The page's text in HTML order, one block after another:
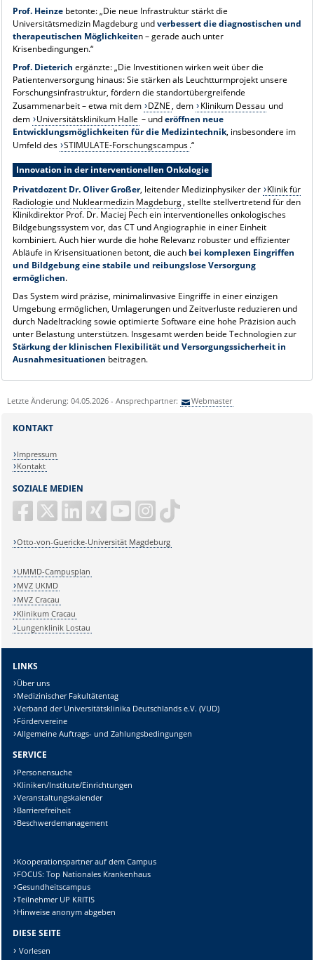
Prof. Heinze betonte: „Die neue Infrastruktur stärkt die
Universitätsmedizin Magdeburg undverbessert die diagnostischen und
therapeutischen Möglichkeiten – gerade auch unter
Krisenbedingungen.“
Prof. Dieterich ergänzte: „Die Investitionen wirken weit über die
Patientenversorgung hinaus: Sie stärken als Leuchtturmprojekt unsere
Forschungsinfrastruktur, fördern die standortübergreifende
Zusammenarbeit – etwa mit dem DZNE, dem Klinikum Dessau und
dem Universitätsklinikum Halle – underöffnen neue
Entwicklungsmöglichkeiten für die Medizintechnik, insbesondere im
Umfeld des STIMULATE-Forschungscampus.“
Innovation in der interventionellen Onkologie
Privatdozent Dr. Oliver Großer, leitender Medizinphysiker der Klinik für
Radiologie und Nuklearmedizin Magdeburg, stellte stellvertretend für den
Klinikdirektor Prof. Dr. Maciej Pech ein interventionelles onkologisches
Bildgebungssystem vor, das CT und Angiographie in einer Einheit
kombiniert. Auch hier wurde die hohe Relevanz robuster und effizienter
Abläufe in Krisensituationen betont, die auch bei komplexen Eingriffen
und Bildgebung eine stabile und reibungslose Versorgung
ermöglichen.
Das System wird präzise, minimalinvasive Eingriffe in einer einzigen
Umgebung ermöglichen, Umlagerungen und Zeitverluste reduzieren und
durch Nadeltracking sowie optimierte Software eine hohe Präzision auch
unter Belastung unterstützen. Insgesamt werden beide Technologien zur
Stärkung der klinischen Flexibilität und Versorgungssicherheit in
Ausnahmesituationen beitragen.
Letzte Änderung: 04.05.2026 - Ansprechpartner: Webmaster
SOZIALE MEDIEN
Otto-von-Guericke-Universität Magdeburg
KONTAKT
Impressum
Kontakt
UMMD-Campusplan
MVZ UKMD
MVZ Cracau
Klinikum Cracau
Lungenklinik Lostau
LINKS
Über uns
Medizinischer Fakultätentag
Verband der Universitätsklinika Deutschlands e.V. (VUD)
Fördervereine
Allgemeine Auftrags- und Zahlungsbedingungen
SERVICE
Personensuche
Kliniken/Institute/Einrichtungen
Veranstaltungskalender
Barrierefreiheit
Beschwerdemanagement
Kooperationspartner auf dem Campus
FOCUS: Top Nationales Krankenhaus
Gesundheitscampus
Teilnehmer UP KRITIS
Hinweise anonym abgeben
DIESE SEITE
Vorlesen